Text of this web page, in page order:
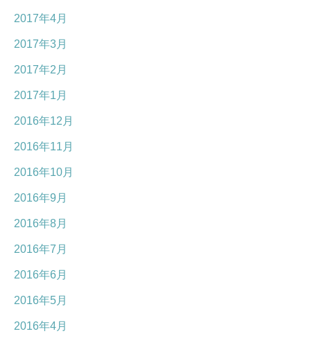
2017年4月
2017年3月
2017年2月
2017年1月
2016年12月
2016年11月
2016年10月
2016年9月
2016年8月
2016年7月
2016年6月
2016年5月
2016年4月